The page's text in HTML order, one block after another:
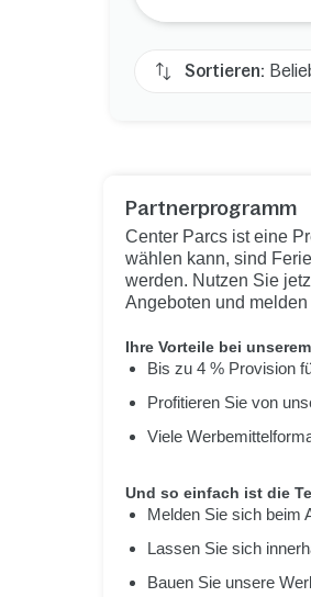
Sortieren:
Partnerprogramm
Center Parcs ist eine
wählen kann, sind
werden. Nutzen Sie
Angeboten und
Ihre Vorteile bei
Bis zu 4 % Provision
Profitieren Sie von
Viele
Und so einfach ist die
Melden Sie sich beim
Lassen Sie sich
Bauen Sie unsere